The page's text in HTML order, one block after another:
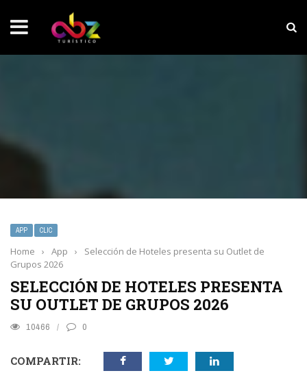
NOTICIAS SOBRESALIENTES
APP CLIC
Home › App ›
Selección de Hoteles presenta su Outlet de
Grupos 2026
SELECCIÓN DE HOTELES PRESENTA
SU OUTLET DE GRUPOS 2026
10466 0
COMPARTIR: